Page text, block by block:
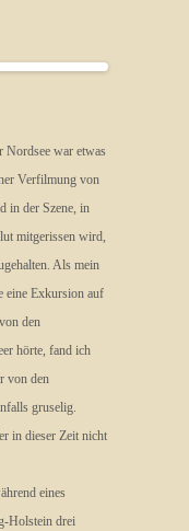
Nordsee war etwas
Verfilmung von
in der Szene, in
mitgerissen wird,
Als mein
eine Exkursion auf
den
hörte, fand ich
von den
gruselig.
in dieser Zeit nicht
eines
Holstein drei